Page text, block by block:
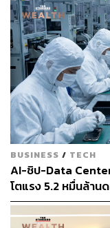
BUSINESS / TECH
AI-ชิป-Data
โตแรง 5.2 หมื่นล้าน
Engine